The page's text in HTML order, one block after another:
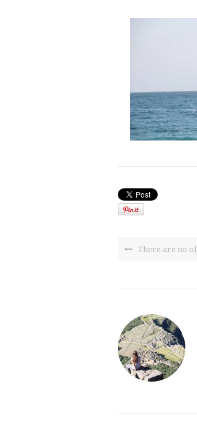
There are no